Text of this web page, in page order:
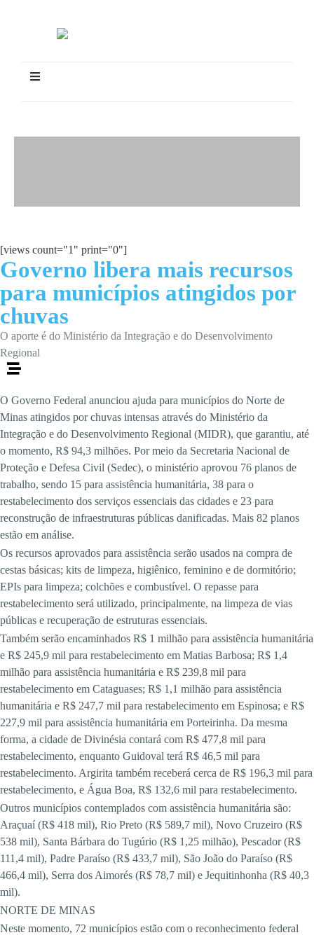
[views count="1" print="0"]
Governo libera mais recursos
para municípios atingidos por
chuvas
O aporte é do Ministério da Integração e do Desenvolvimento
Regional
O Governo Federal anunciou ajuda para municípios do Norte de
Minas atingidos por chuvas intensas através do Ministério da
Integração e do Desenvolvimento Regional (MIDR), que garantiu, até
o momento, R$ 94,3 milhões. Por meio da Secretaria Nacional de
Proteção e Defesa Civil (Sedec), o ministério aprovou 76 planos de
trabalho, sendo 15 para assistência humanitária, 38 para o
restabelecimento dos serviços essenciais das cidades e 23 para
reconstrução de infraestruturas públicas danificadas. Mais 82 planos
estão em análise.
Os recursos aprovados para assistência serão usados na compra de
cestas básicas; kits de limpeza, higiênico, feminino e de dormitório;
EPIs para limpeza; colchões e combustível. O repasse para
restabelecimento será utilizado, principalmente, na limpeza de vias
públicas e recuperação de estruturas essenciais.
Também serão encaminhados R$ 1 milhão para assistência humanitária
e R$ 245,9 mil para restabelecimento em Matias Barbosa; R$ 1,4
milhão para assistência humanitária e R$ 239,8 mil para
restabelecimento em Cataguases; R$ 1,1 milhão para assistência
humanitária e R$ 247,7 mil para restabelecimento em Espinosa; e R$
227,9 mil para assistência humanitária em Porteirinha. Da mesma
forma, a cidade de Divinésia contará com R$ 477,8 mil para
restabelecimento, enquanto Guidoval terá R$ 46,5 mil para
restabelecimento. Argirita também receberá cerca de R$ 196,3 mil para
restabelecimento, e Água Boa, R$ 132,6 mil para restabelecimento.
Outros municípios contemplados com assistência humanitária são:
Araçuaí (R$ 418 mil), Rio Preto (R$ 589,7 mil), Novo Cruzeiro (R$
538 mil), Santa Bárbara do Tugúrio (R$ 1,25 milhão), Pescador (R$
111,4 mil), Padre Paraíso (R$ 433,7 mil), São João do Paraíso (R$
466,4 mil), Serra dos Aimorés (R$ 78,7 mil) e Jequitinhonha (R$ 40,3
mil).
NORTE DE MINAS
Neste momento, 72 municípios estão com o reconhecimento federal